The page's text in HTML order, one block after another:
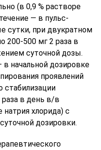
(в 0,9 % растворе
— в пульс-
сутки, при двукратном
200-500 мг 2 раза в
суточной дозы.
начальной дозировке
проявлений
стабилизации
раза в день в/в
натрия хлорида) с
дозировки.